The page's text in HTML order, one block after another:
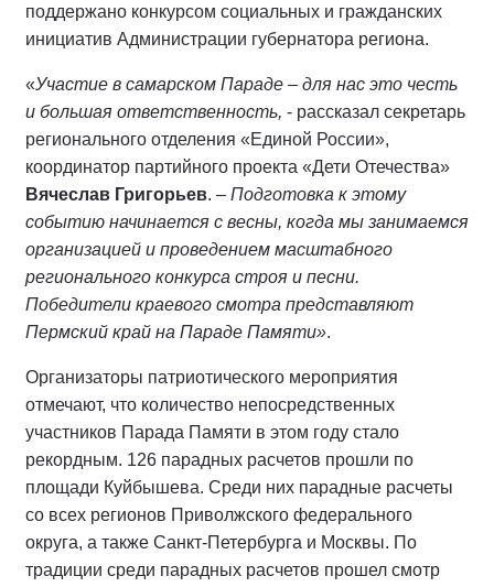
поддержано конкурсом социальных и гражданских
инициатив Администрации губернатора региона.
«Участие в самарском Параде – для нас это честь
и большая ответственность, - рассказал секретарь
регионального отделения «Единой России»,
координатор партийного проекта «Дети Отечества»
Вячеслав Григорьев. – Подготовка к этому
событию начинается с весны, когда мы занимаемся
организацией и проведением масштабного
регионального конкурса строя и песни.
Победители краевого смотра представляют
Пермский край на Параде Памяти».
Организаторы патриотического мероприятия
отмечают, что количество непосредственных
участников Парада Памяти в этом году стало
рекордным. 126 парадных расчетов прошли по
площади Куйбышева. Среди них парадные расчеты
со всех регионов Приволжского федерального
округа, а также Санкт-Петербурга и Москвы. По
традиции среди парадных расчетов прошел смотр